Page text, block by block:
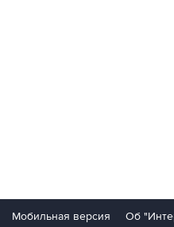
Мобильная версия Об